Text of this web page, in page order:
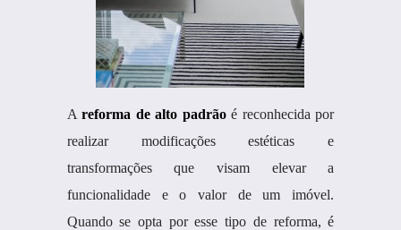
Areforma de alto padrãoé reconhecida por
realizar modificações estéticas e
transformações que visam elevar a
funcionalidade e o valor de um imóvel.
Quando se opta por esse tipo de reforma, é